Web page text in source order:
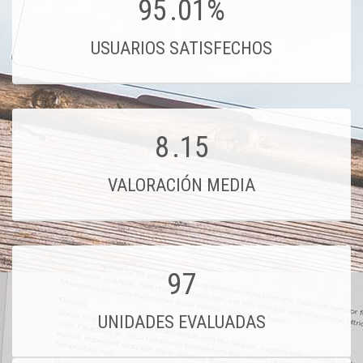
95.01%
USUARIOS SATISFECHOS
8.15
VALORACIÓN MEDIA
97
UNIDADES EVALUADAS